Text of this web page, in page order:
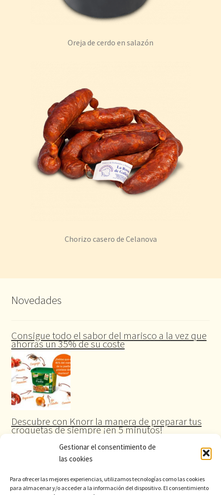
Gestionar el consentimiento de
las cookies
Para ofrecer las mejores experiencias, utilizamos tecnologías como las cookies
para almacenar y/o acceder a la información del dispositivo. El consentimiento
Oreja de cerdo en salazón
Chorizo casero de Celanova
Novedades
Consigue todo el sabor del marisco a la vez que
ahorras un 35% de su coste
Descubre con Knorr la manera de preparar tus
croquetas de siempre ¡en 5 minutos!